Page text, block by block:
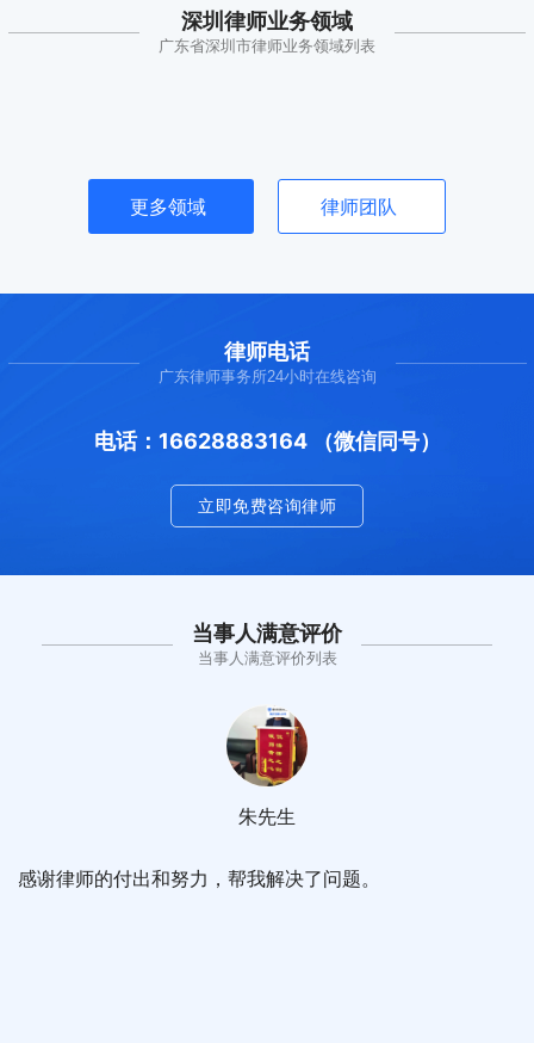
深圳律师业务领域
广东省深圳市律师业务领域列表
更多领域 律师团队
律师电话
广东律师事务所24小时在线咨询
电话：16628883164 （微信同号）
立即免费咨询律师
当事人满意评价
当事人满意评价列表
感谢律师的付出和努力，帮我解决了问题。
朱先生